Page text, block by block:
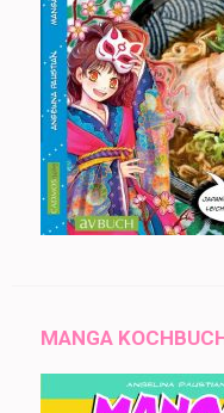
MANGA